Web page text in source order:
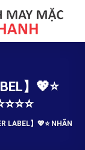
】💖⭐️
LABEL】💖⭐️ NHÃN